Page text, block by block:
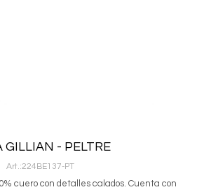
GILLIAN - PELTRE
224BE137-PT
cuero con detalles calados. Cuenta con